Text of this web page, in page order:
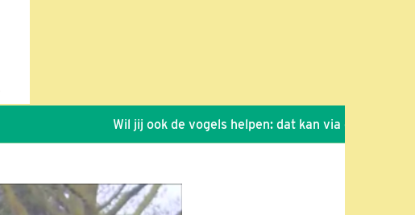
Wil jij ook de vogels helpen: dat kan via de link!